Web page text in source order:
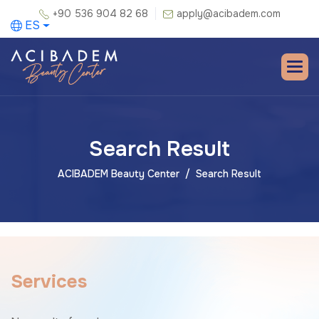
+90 536 904 82 68 apply@acibadem.com
ES
Search Result
ACIBADEM Beauty Center Search Result
Services